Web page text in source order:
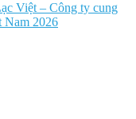
Việt – Công ty cung
Nam 2026